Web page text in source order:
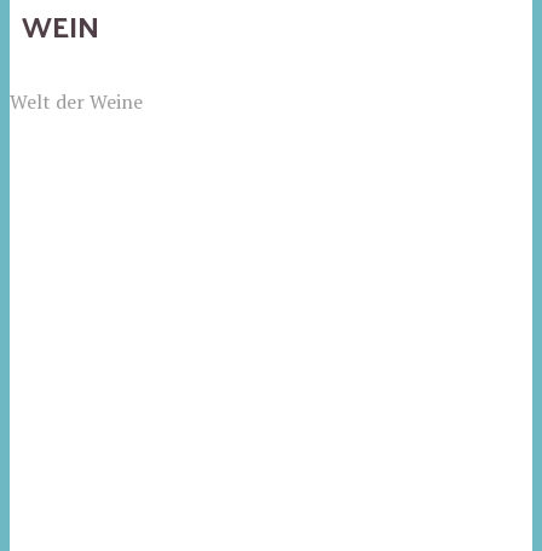
WEIN
Welt der Weine